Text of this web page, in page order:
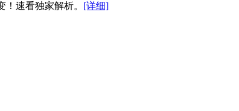
速看独家解析。 [详细]